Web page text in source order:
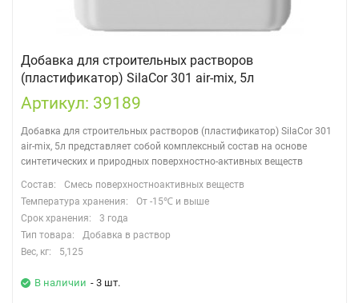
Добавка для строительных растворов
(пластификатор) SilaCor 301 air-mix, 5л
Артикул: 39189
Добавка для строительных растворов (пластификатор) SilaCor 301
air-mix, 5л представляет собой комплексный состав на основе
синтетических и природных поверхностно-активных веществ
Состав:
Смесь поверхностноактивных веществ
Температура хранения:
От -15℃ и выше
Срок хранения:
3 года
Тип товара:
Добавка в раствор
Вес, кг:
5,125
В наличии - 3 шт.